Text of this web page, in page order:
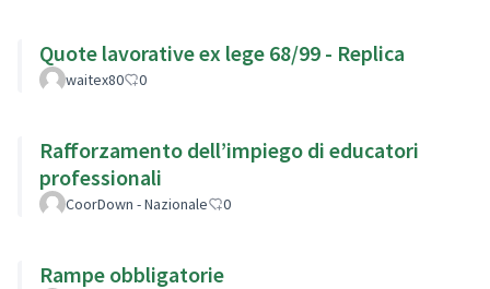
Quote lavorative ex lege 68/99 - Replica
waitex80 0
Rafforzamento dell’impiego di educatori
professionali
CoorDown - Nazionale 0
Rampe obbligatorie